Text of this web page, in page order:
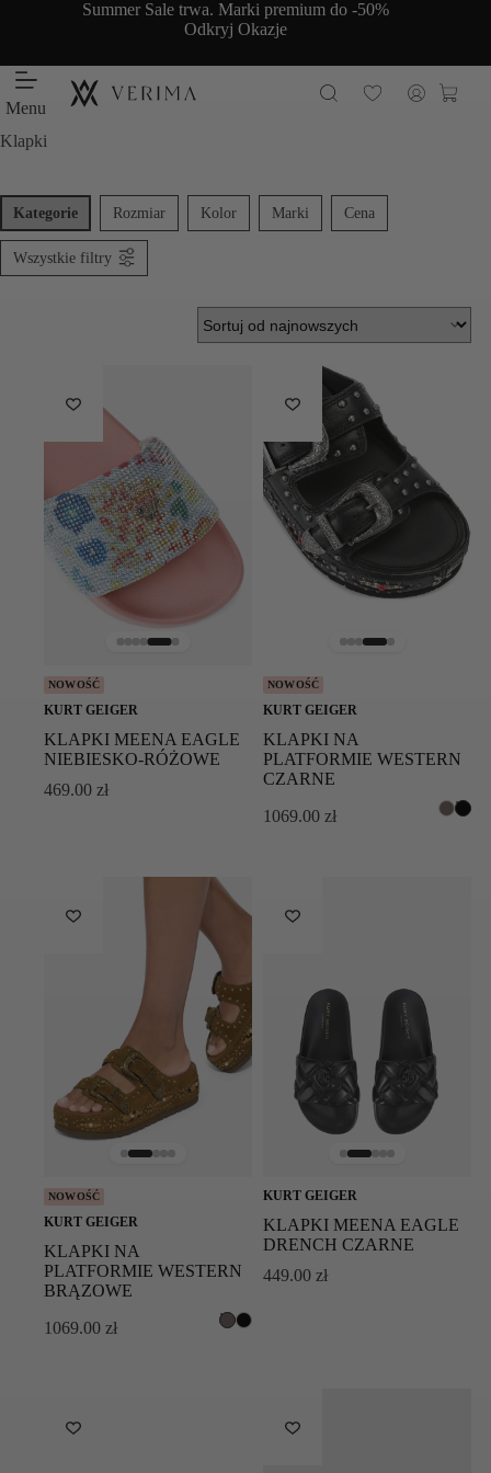
Summer Sale trwa. Marki premium do -50%
Odkryj Okazje
Menu Koszyk
Klapki
Kategorie Rozmiar Kolor Marki Cena
Wszystkie filtry
NOWOŚĆ
KURT GEIGER
KLAPKI MEENA EAGLE
NIEBIESKO-RÓŻOWE
469.00 zł
NOWOŚĆ
KURT GEIGER
KLAPKI NA
PLATFORMIE WESTERN
CZARNE
1069.00zł
NOWOŚĆ
KURT GEIGER
KLAPKI NA
PLATFORMIE WESTERN
BRĄZOWE
1069.00 zł
KURT GEIGER
KLAPKI MEENA EAGLE
DRENCH CZARNE
449.00zł